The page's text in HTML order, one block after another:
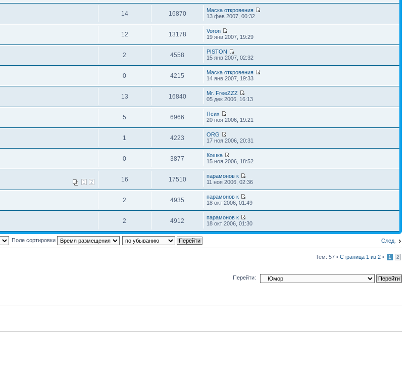
14 16870
Маска откровения
13 фев 2007, 00:32
12 13178
Voron
19 янв 2007, 19:29
2 4558
PISTON
15 янв 2007, 02:32
0 4215
Маска откровения
14 янв 2007, 19:33
13 16840
Mr. FreeZZZ
05 дек 2006, 16:13
5 6966
Псих
20 ноя 2006, 19:21
1 4223
ORG
17 ноя 2006, 20:31
0 3877
Кошка
15 ноя 2006, 18:52
1 2 16 17510
парамонов к
11 ноя 2006, 02:36
2 4935
парамонов к
18 окт 2006, 01:49
2 4912
парамонов к
18 окт 2006, 01:30
След.
Поле сортировки
Тем: 57 • Страница 1 из 2 • 1 2
Перейти: